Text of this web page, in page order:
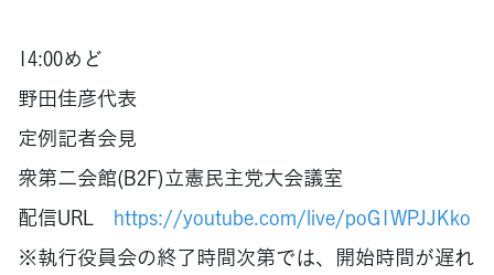
14:00めど
野田佳彦代表
定例記者会見
衆第二会館(B2F)立憲民主党大会議室
配信URL https://youtube.com/live/poG1WPJJKko
※執行役員会の終了時間次第では、開始時間が遅れ